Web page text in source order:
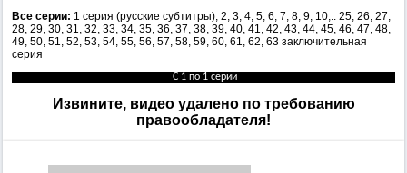
Все серии: 1 серия (русские субтитры); 2, 3, 4, 5, 6, 7, 8, 9, 10,.. 25, 26, 27,
28, 29, 30, 31, 32, 33, 34, 35, 36, 37, 38, 39, 40, 41, 42, 43, 44, 45, 46, 47, 48,
49, 50, 51, 52, 53, 54, 55, 56, 57, 58, 59, 60, 61, 62, 63 заключительная
серия
С 1 по 1 серии
Извините, видео удалено по требованию
правообладателя!